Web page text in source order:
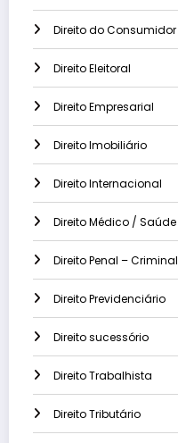
Direito do Consumidor
Direito Eleitoral
Direito Empresarial
Direito Imobiliário
Direito Internacional
Direito Médico / Saúde
Direito Penal – Criminal
Direito Previdenciário
Direito sucessório
Direito Trabalhista
Direito Tributário